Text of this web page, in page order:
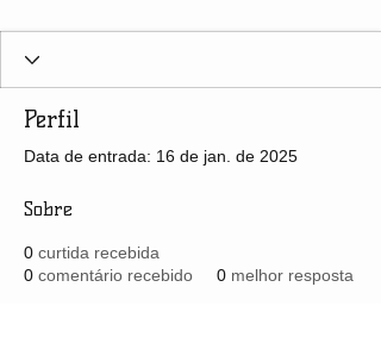
Perfil
Data de entrada: 16 de jan. de 2025
Sobre
0 curtida recebida
0 comentário recebido 0 melhor resposta